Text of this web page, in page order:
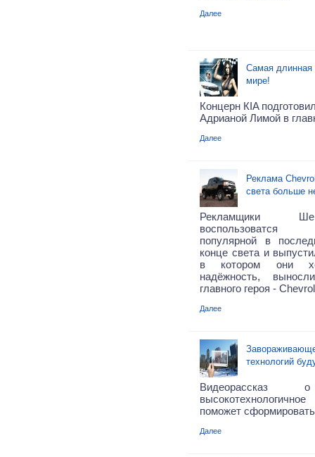
Далее
Самая длинная
мире!
Концерн КIA
Адрианой Лимой в
Далее
Реклама
света больше
Рекламщики
популярной в
конце света и
в котором они
надёжность,
главного героя -
Далее
технологий
Видеорассказ
высокотехнологичное
поможет сформировать
Далее